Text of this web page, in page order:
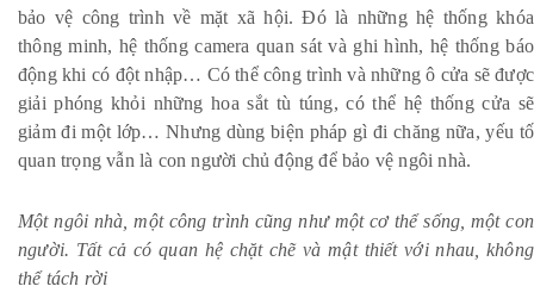
bảo vệ công trình về mặt xã hội. Đó là những hệ thống khóa
thông minh, hệ thống camera quan sát và ghi hình, hệ thống báo
động khi có đột nhập… Có thể công trình và những ô cửa sẽ được
giải phóng khỏi những hoa sắt tù túng, có thể hệ thống cửa sẽ
giảm đi một lớp… Nhưng dùng biện pháp gì đi chăng nữa, yếu tố
quan trọng vẫn là con người chủ động để bảo vệ ngôi nhà.
Một ngôi nhà, một công trình cũng như một cơ thể sống, một con
người. Tất cả có quan hệ chặt chẽ và mật thiết với nhau, không
thể tách rời